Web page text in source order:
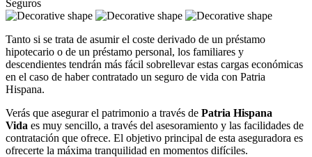
Tanto si se trata de asumir el coste derivado de un préstamo
hipotecario o de un préstamo personal, los familiares y
descendientes tendrán más fácil sobrellevar estas cargas económicas
en el caso de haber contratado un seguro de vida con Patria
Hispana.
Verás que asegurar el patrimonio a través de Patria Hispana
Vida es muy sencillo, a través del asesoramiento y las facilidades de
contratación que ofrece. El objetivo principal de esta aseguradora es
ofrecerte la máxima tranquilidad en momentos difíciles.